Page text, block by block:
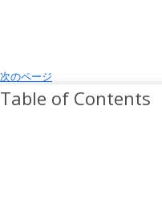
次のページ
Table of Contents